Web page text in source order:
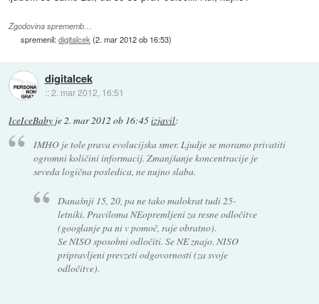
Zgodovina sprememb…
spremenil:digitalcek(2. mar 2012 ob 16:53)
digitalcek
::2. mar 2012, 16:51
IceIceBaby je2. mar 2012 ob 16:45izjavil:
IMHO je tole prava evolucijska smer. Ljudje se moramo privatiti
ogromni količini informacij. Zmanjšanje koncentracije je
seveda logična posledica, ne nujno slaba.
Današnji 15, 20, pa ne tako malokrat tudi 25-
letniki. Praviloma NEopremljeni za resne odločitve
(googlanje pa ni v pomoč, raje obratno).
Se NISO sposobni odločiti. Se NE znajo. NISO
pripravljeni prevzeti odgovornosti (za svoje
odločitve).